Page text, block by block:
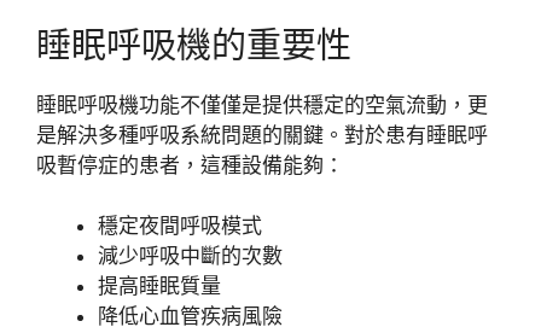
睡眠呼吸機的重要性
睡眠呼吸機功能不僅僅是提供穩定的空氣流動，更
是解決多種呼吸系統問題的關鍵。對於患有睡眠呼
吸暫停症的患者，這種設備能夠：
穩定夜間呼吸模式
減少呼吸中斷的次數
提高睡眠質量
降低心血管疾病風險